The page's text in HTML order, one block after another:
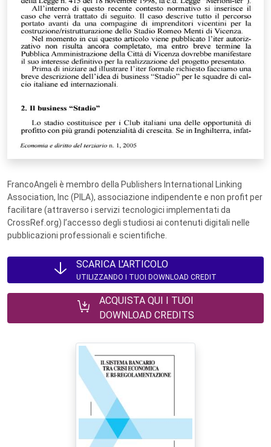
FrancoAngeli è membro della Publishers International Linking
Association, Inc (PILA), associazione indipendente e non profit per
facilitare (attraverso i servizi tecnologici implementati da
CrossRef.org) l’accesso degli studiosi ai contenuti digitali nelle
pubblicazioni professionali e scientifiche.
SCARICA L'ARTICOLO
UTILIZZANDO I TUOI DOWNLOAD CREDIT
ACQUISTA QUI I TUOI
DOWNLOAD CREDITS